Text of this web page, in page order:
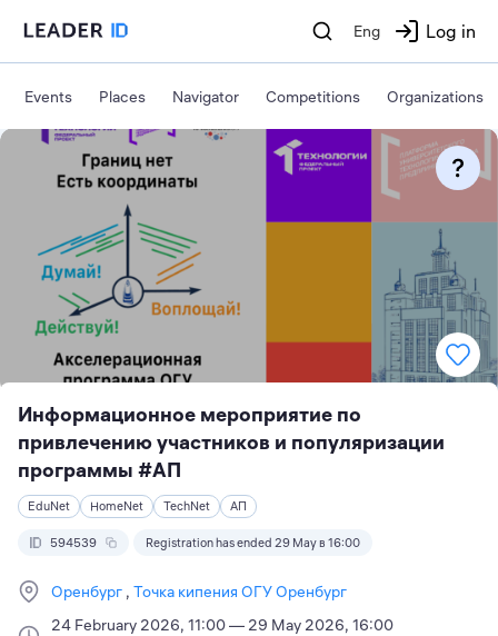
Eng Log in
Events Places Navigator Competitions Organizations
Информационное мероприятие по
привлечению участников и популяризации
программы #АП
EduNet HomeNet TechNet АП
594539 Registration has ended 29 May в 16:00
Оренбург Точка кипения ОГУ Оренбург
24 February 2026, 11:00 — 29 May 2026, 16:00